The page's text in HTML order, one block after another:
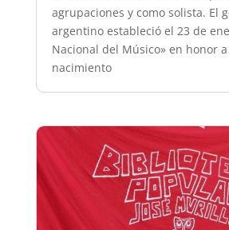
agrupaciones y como solista. El
argentino estableció el 23 de
Nacional del Músico» en honor
nacimiento